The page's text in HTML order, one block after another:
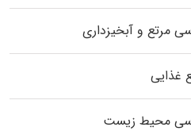
مرتع و آبخیزداری
غذایی
محیط زیست